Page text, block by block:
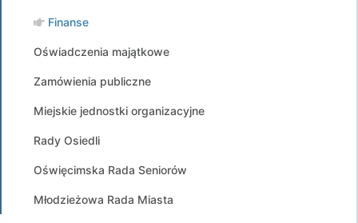
Finanse
Oświadczenia majątkowe
Zamówienia publiczne
Miejskie jednostki organizacyjne
Rady Osiedli
Oświęcimska Rada Seniorów
Młodzieżowa Rada Miasta